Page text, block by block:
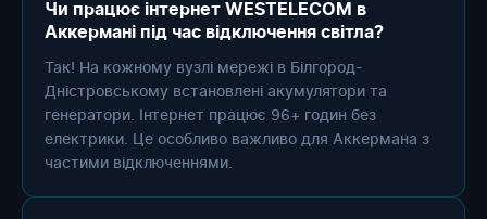
Чи працює інтернет WESTELECOM в
Аккермані під час відключення світла?
Так! На кожному вузлі мережі в Білгород-
Дністровському встановлені акумулятори та
генератори. Інтернет працює 96+ годин без
електрики. Це особливо важливо для Аккермана з
частими відключеннями.